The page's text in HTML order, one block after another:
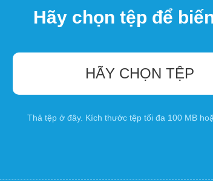
Hãy chọn tệp để
HÃY CHỌN TỆP
Thả tệp ở đây. Kích thước tệp tối đa 100 MB